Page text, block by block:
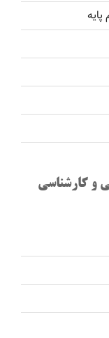
و کارشناسی